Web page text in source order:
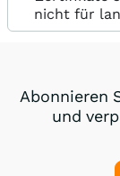
nicht für
Abonnieren
und